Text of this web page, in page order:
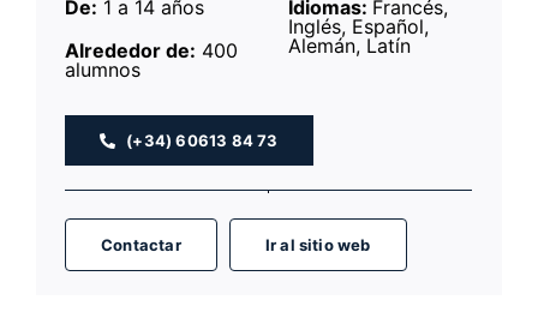
De: 1 a 14 años
Alrededor de: 400
alumnos
Idiomas: Francés,
Inglés, Español,
Alemán, Latín
(+34) 60613 84 73
Contactar Ir al sitio web